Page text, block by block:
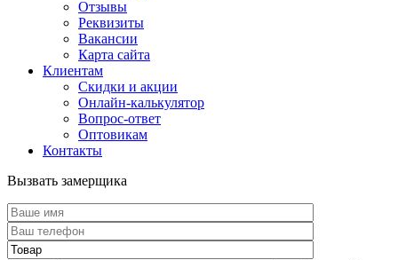
Отзывы
Реквизиты
Вакансии
Карта сайта
Клиентам
Скидки и акции
Онлайн-калькулятор
Вопрос-ответ
Оптовикам
Контакты
Вызвать замерщика